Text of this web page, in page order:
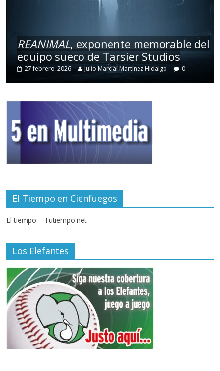
REANIMAL, exponente memorable del
equipo sueco de Tarsier Studios
27 febrero, 2026 Julio Marcial Martínez Hidalgo 0
El Tiempo en Cienfuegos
El tiempo – Tutiempo.net
Los Elefantes